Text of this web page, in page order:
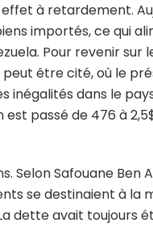
à retardement.
importés, ce qui
Pour revenir
être cité, où le
dans le
est passé de 476 à
Selon Safouane Ben
se destinaient à la
dette avait toujours